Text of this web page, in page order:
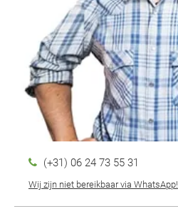
(+31) 06 24 73 55 31
Wij zijn niet bereikbaar via WhatsApp!